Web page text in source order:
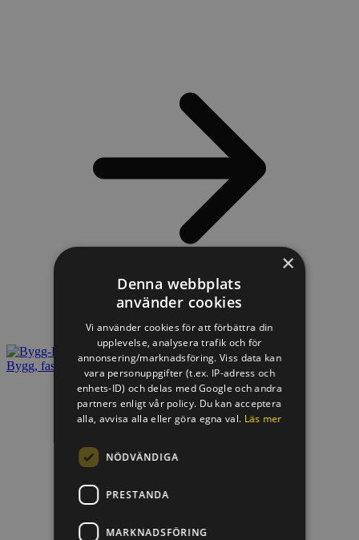
Bygg, fastighet & offentlig miljö
×
Denna webbplats
använder cookies
Vi använder cookies för att förbättra din
upplevelse, analysera trafik och för
annonsering/marknadsföring. Viss data kan
vara personuppgifter (t.ex. IP-adress och
enhets-ID) och delas med Google och andra
partners enligt vår policy. Du kan acceptera
alla, avvisa alla eller göra egna val. Läs mer
NÖDVÄNDIGA
PRESTANDA
MARKNADSFÖRING